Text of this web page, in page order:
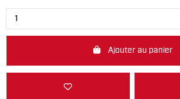
Ajouter au panier